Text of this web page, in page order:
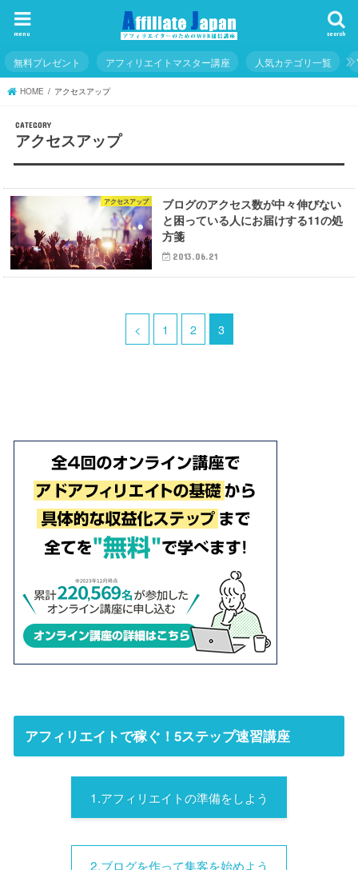
search
menu
無料プレゼント アフィリエイトマスター講座 人気カテゴリ一覧
HOME アクセスアップ
アクセスアップ
アクセスアップ
ブログのアクセス数が中々伸びない
と困っている人にお届けする11の処
方箋
2013.06.21
< 1 2 3
アフィリエイトで稼ぐ！5ステップ速習講座
1.アフィリエイトの準備をしよう
2.ブログを作って集客を始めよう